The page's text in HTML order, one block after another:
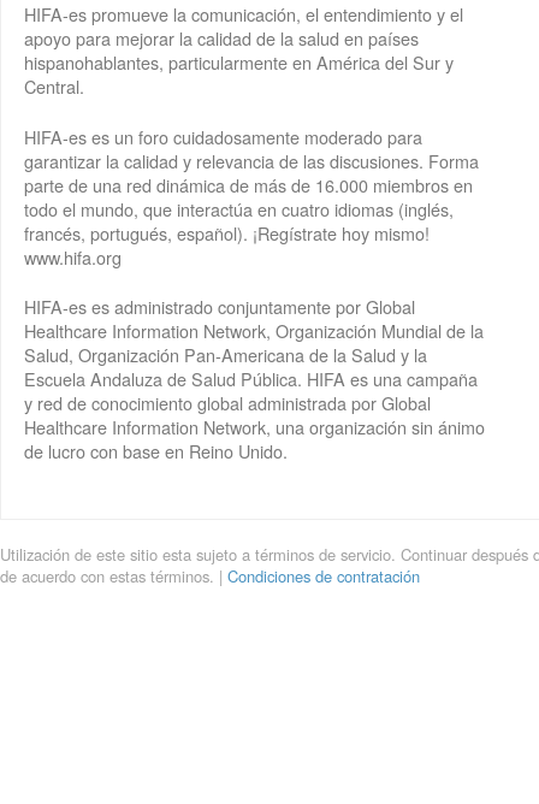
HIFA-es promueve la comunicación, el entendimiento y el
apoyo para mejorar la calidad de la salud en países
hispanohablantes, particularmente en América del Sur y
Central.
HIFA-es es un foro cuidadosamente moderado para
garantizar la calidad y relevancia de las discusiones. Forma
parte de una red dinámica de más de 16.000 miembros en
todo el mundo, que interactúa en cuatro idiomas (inglés,
francés, portugués, español). ¡Regístrate hoy mismo!
www.hifa.org
HIFA-es es administrado conjuntamente por Global
Healthcare Information Network, Organización Mundial de la
Salud, Organización Pan-Americana de la Salud y la
Escuela Andaluza de Salud Pública. HIFA es una campaña
y red de conocimiento global administrada por Global
Healthcare Information Network, una organización sin ánimo
de lucro con base en Reino Unido.
Utilización de este sitio esta sujeto a términos de servicio. Continuar después
de acuerdo con estas términos. | Condiciones de contratación